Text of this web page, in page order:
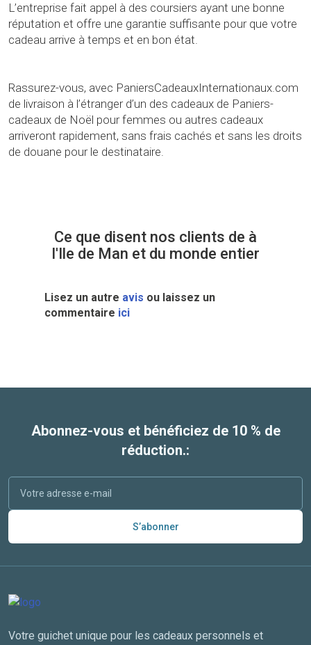
L’entreprise fait appel à des coursiers ayant une bonne
réputation et offre une garantie suffisante pour que votre
cadeau arrive à temps et en bon état.
Rassurez-vous, avec PaniersCadeauxInternationaux.com
de livraison à l’étranger d’un des cadeaux de Paniers-
cadeaux de Noël pour femmes ou autres cadeaux
arriveront rapidement, sans frais cachés et sans les droits
de douane pour le destinataire.
Ce que disent nos clients de à
l'Ile de Man et du monde entier
Lisez un autre avis ou laissez un
commentaire ici
Abonnez-vous et bénéficiez de 10 % de
réduction.:
S’abonner
Votre guichet unique pour les cadeaux personnels et